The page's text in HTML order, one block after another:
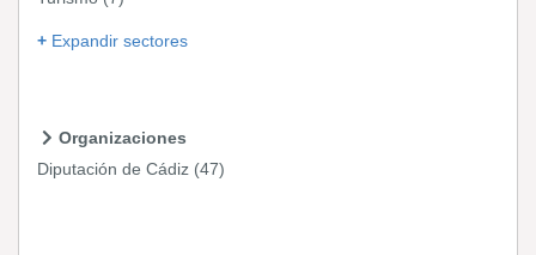
Expandir sectores
Organizaciones
Diputación de Cádiz (47)